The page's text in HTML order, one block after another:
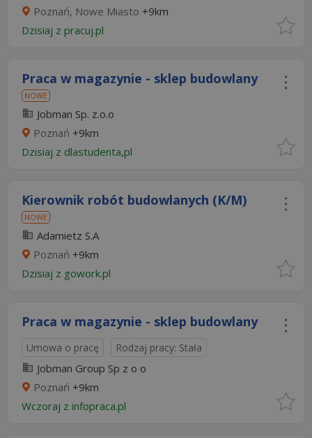
Poznań, Nowe Miasto +9km
Dzisiaj z pracuj.pl
Praca w magazynie - sklep budowlany
NOWE
Jobman Sp. z.o.o
Poznań +9km
Dzisiaj z dlastudenta,pl
Kierownik robót budowlanych (K/M)
NOWE
Adamietz S.A
Poznań +9km
Dzisiaj z gowork.pl
Praca w magazynie - sklep budowlany
Umowa o pracę Rodzaj pracy: Stała
Jobman Group Sp z o o
Poznań +9km
Wczoraj z infopraca.pl